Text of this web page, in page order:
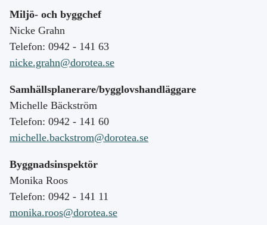
Miljö- och byggchef
Nicke Grahn
Telefon: 0942 - 141 63
nicke.grahn@dorotea.se
Samhällsplanerare/bygglovshandläggare
Michelle Bäckström
Telefon: 0942 - 141 60
michelle.backstrom@dorotea.se
Byggnadsinspektör
Monika Roos
Telefon: 0942 - 141 11
monika.roos@dorotea.se